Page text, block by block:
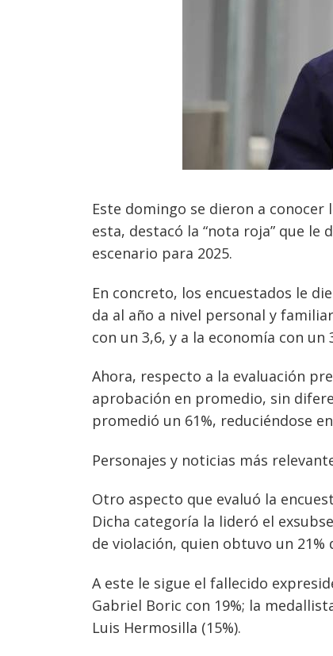
Este domingo se dieron a conocer
esta, destacó la “nota roja” que
escenario para 2025.
En concreto, los encuestados le
da al año a nivel personal y
con un 3,6, y a la economía con un
Ahora, respecto a la evaluación
aprobación en promedio, sin
promedió un 61%, reduciéndose
Personajes y noticias más
Otro aspecto que evaluó la
Dicha categoría la lideró el
de violación, quien obtuvo un 21%
A este le sigue el fallecido
Gabriel Boric con 19%; la
Luis Hermosilla (15%).
Navegación